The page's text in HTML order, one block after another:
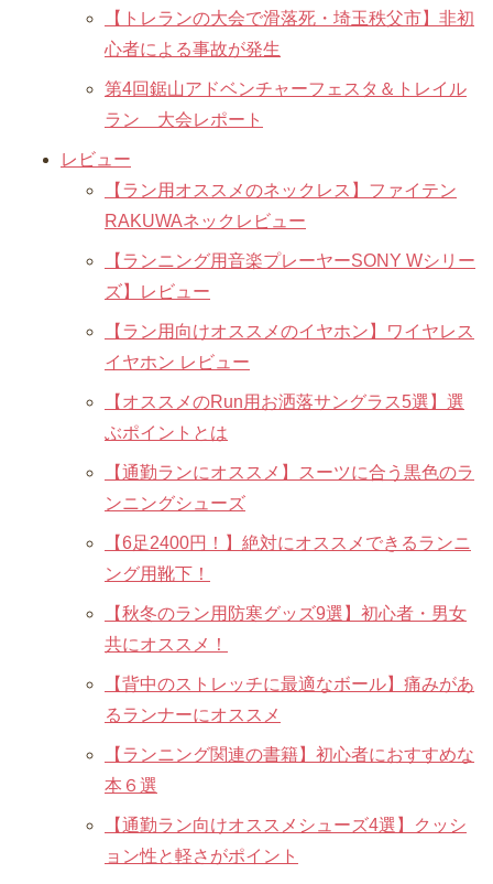
【トレランの大会で滑落死・埼玉秩父市】非初
心者による事故が発生
第4回鋸山アドベンチャーフェスタ＆トレイル
ラン 大会レポート
レビュー
【ラン用オススメのネックレス】ファイテン
RAKUWAネックレビュー
【ランニング用音楽プレーヤーSONY Wシリー
ズ】レビュー
【ラン用向けオススメのイヤホン】ワイヤレス
イヤホン レビュー
【オススメのRun用お洒落サングラス5選】選
ぶポイントとは
【通勤ランにオススメ】スーツに合う黒色のラ
ンニングシューズ
【6足2400円！】絶対にオススメできるランニ
ング用靴下！
【秋冬のラン用防寒グッズ9選】初心者・男女
共にオススメ！
【背中のストレッチに最適なボール】痛みがあ
るランナーにオススメ
【ランニング関連の書籍】初心者におすすめな
本６選
【通勤ラン向けオススメシューズ4選】クッシ
ョン性と軽さがポイント